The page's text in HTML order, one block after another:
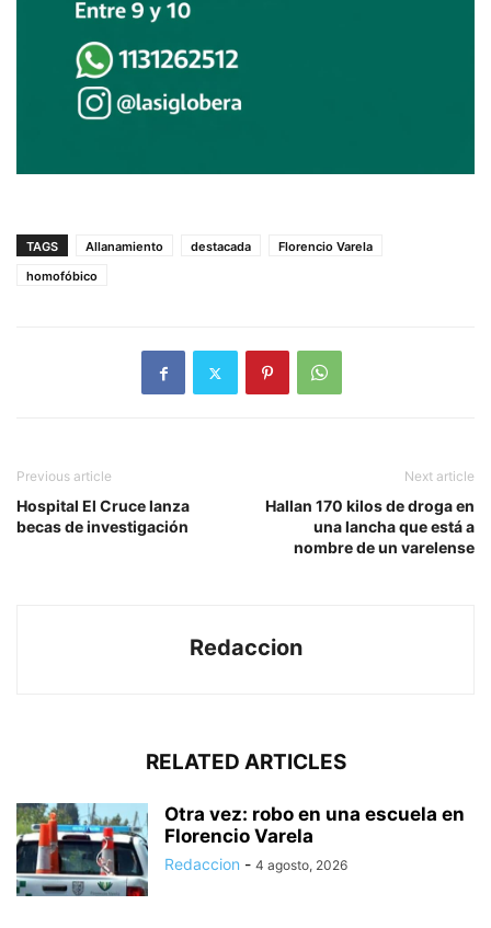
TAGS Allanamiento destacada
Florencio Varela
homofóbico
Previous article
Hospital El Cruce lanza
becas de investigación
Next article
Hallan 170 kilos de droga en
una lancha que está a
nombre de un varelense
Redaccion
RELATED ARTICLES
Otra vez: robo en una escuela en
Florencio Varela
Redaccion - 4 agosto, 2026